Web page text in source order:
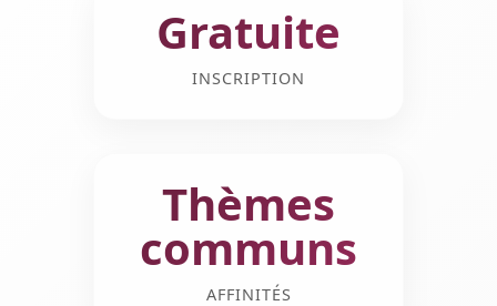
Gratuite
INSCRIPTION
Thèmes
communs
AFFINITÉS